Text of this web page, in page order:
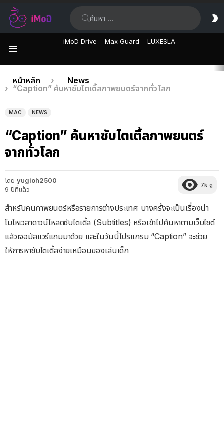
iMoD Drive Max Guard LUXESLA
เรื่อง
ล่าสุด
คุณอยู่ที่นี่:
หน้าหลัก
News
“Caption” ค้นหาซับไตเติ้ลภาพยนตร์จากทั่วโลก
MAC NEWS
“Caption” ค้นหาซับไตเติ้ลภาพยนตร์
จากทั่วโลก
โดย yugioh2500
9 ปีที่แล้ว
7k ดู
สำหรับคนภาพยนตร์หรือรายการต่างประเทศ บางครั้งจะเป็นเรื่องน่า
โมโหเวลาดาวน์โหลดซับไตเติ้ล (Subtitles) หรือเข้าไปค้นหาตามเว็บไซต์
แล้วเจอมัลแวร์แถมมาด้วย และในวันนี้โปรแกรม “Caption” จะช่วย
ให้การหาซับไตเติ้ลง่ายเหมือนของเล่นเด็ก